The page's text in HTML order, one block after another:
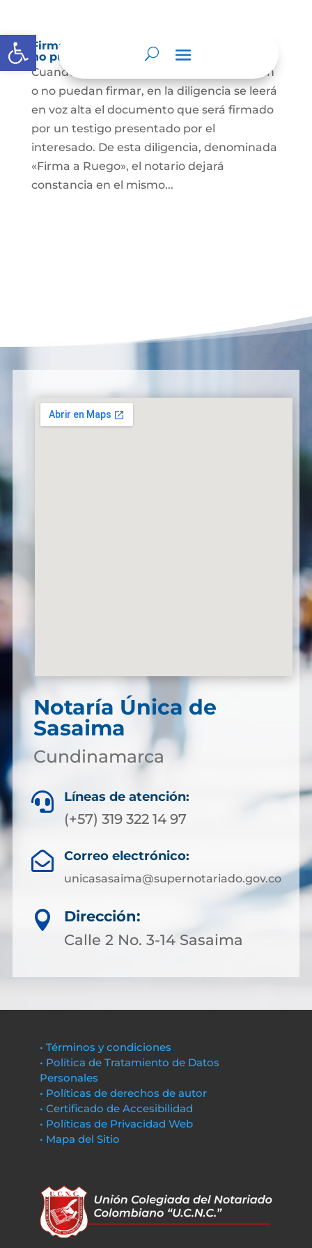
Abrir barra de herramientas
Firma a Ruego – Personas que no saben o
no puede firmar
Cuando se trate de personas que no sepan
o no puedan firmar, en la diligencia se leerá
en voz alta el documento que será firmado
por un testigo presentado por el
interesado. De esta diligencia, denominada
«Firma a Ruego», el notario dejará
constancia en el mismo...
Notaría Única de
Sasaima
Cundinamarca
 Líneas de atención:
(+57) 319 322 14 97
 Correo electrónico:
unicasasaima@supernotariado.gov.co

Dirección:
Calle 2 No. 3-14 Sasaima
• Términos y condiciones
• Política de Tratamiento de Datos
Personales
• Políticas de derechos de autor
• Certificado de Accesibilidad
• Políticas de Privacidad Web
• Mapa del Sitio